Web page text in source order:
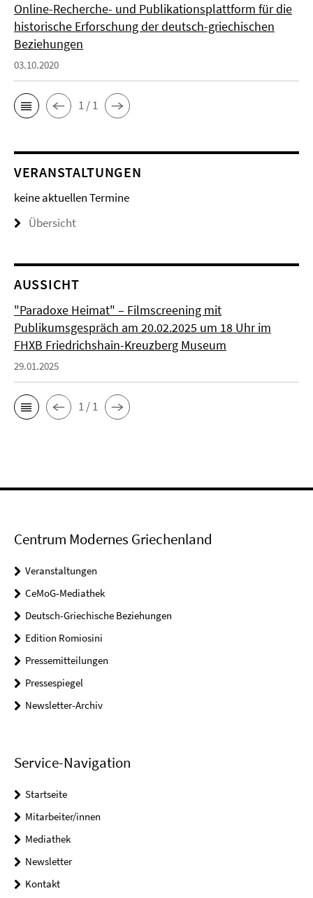
Online-Recherche- und Publikationsplattform für die
historische Erforschung der deutsch-griechischen
Beziehungen
03.10.2020
1 / 1
VERANSTALTUNGEN
keine aktuellen Termine
Übersicht
AUSSICHT
"Paradoxe Heimat" – Filmscreening mit
Publikumsgespräch am 20.02.2025 um 18 Uhr im
FHXB Friedrichshain-Kreuzberg Museum
29.01.2025
1 / 1
Centrum Modernes Griechenland
Veranstaltungen
CeMoG-Mediathek
Deutsch-Griechische Beziehungen
Edition Romiosini
Pressemitteilungen
Pressespiegel
Newsletter-Archiv
Service-Navigation
Startseite
Mitarbeiter/innen
Mediathek
Newsletter
Kontakt